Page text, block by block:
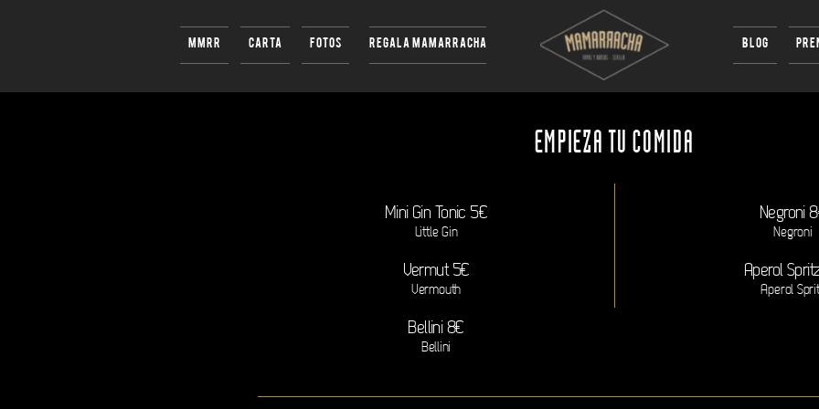
MMRR CARTA FOTOS REGALA MAMARRACHA BLOG
CARTA DE MENÚ
EMPIEZA TU COMIDA
Mini Gin Tonic 5€
Little Gin
Vermut 5€
Vermouth
Bellini 8€
Bellini
Negroni
Negroni
Aperol
Aperol